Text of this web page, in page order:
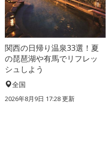
関西の日帰り温泉33選！夏
の琵琶湖や有馬でリフレッ
シュしよう
全国
2026年8月9日 17:28更新